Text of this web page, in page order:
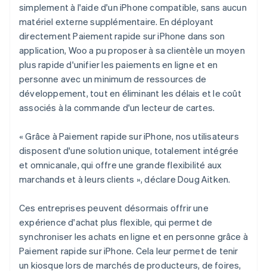
simplement à l'aide d'un iPhone compatible, sans aucun
matériel externe supplémentaire. En déployant
directement Paiement rapide sur iPhone dans son
application, Woo a pu proposer à sa clientèle un moyen
plus rapide d'unifier les paiements en ligne et en
personne avec un minimum de ressources de
développement, tout en éliminant les délais et le coût
associés à la commande d'un lecteur de cartes.
« Grâce à Paiement rapide sur iPhone, nos utilisateurs
disposent d'une solution unique, totalement intégrée
et omnicanale, qui offre une grande flexibilité aux
marchands et à leurs clients », déclare Doug Aitken.
Ces entreprises peuvent désormais offrir une
expérience d'achat plus flexible, qui permet de
synchroniser les achats en ligne et en personne grâce à
Paiement rapide sur iPhone. Cela leur permet de tenir
un kiosque lors de marchés de producteurs, de foires,